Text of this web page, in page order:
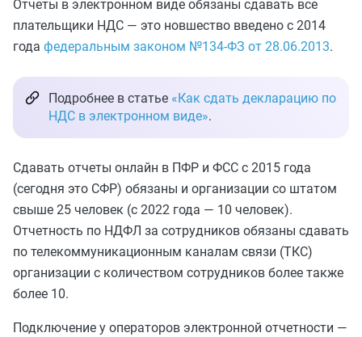
Отчеты в электронном виде обязаны сдавать все
плательщики НДС — это новшество введено с 2014
года федеральным законом №134-ФЗ от 28.06.2013.
Подробнее в статье «Как сдать декларацию по
НДС в электронном виде».
Сдавать отчеты онлайн в ПФР и ФСС с 2015 года
(сегодня это СФР) обязаны и организации со штатом
свыше 25 человек (с 2022 года — 10 человек).
Отчетность по НДФЛ за сотрудников обязаны сдавать
по телекоммуникационным каналам связи (ТКС)
организации с количеством сотрудников более также
более 10.
Подключение у операторов электронной отчетности —